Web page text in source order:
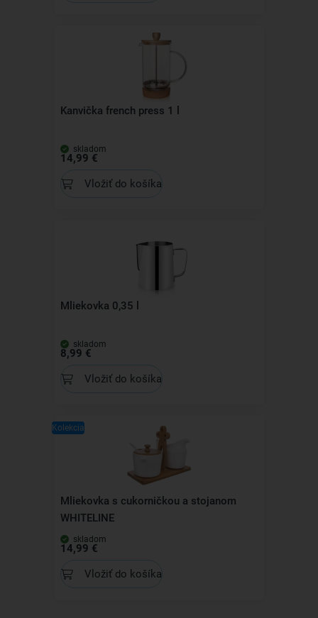
Kanvička french press 1 l
skladom
14,99 €
Vložiť do košíka
Mliekovka 0,35 l
skladom
8,99 €
Vložiť do košíka
Kolekcia
Mliekovka s cukorničkou a stojanom
WHITELINE
skladom
14,99 €
Vložiť do košíka